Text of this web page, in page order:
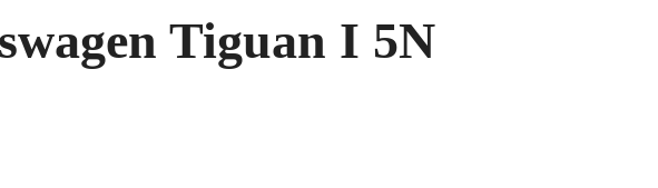
Tiguan I 5N